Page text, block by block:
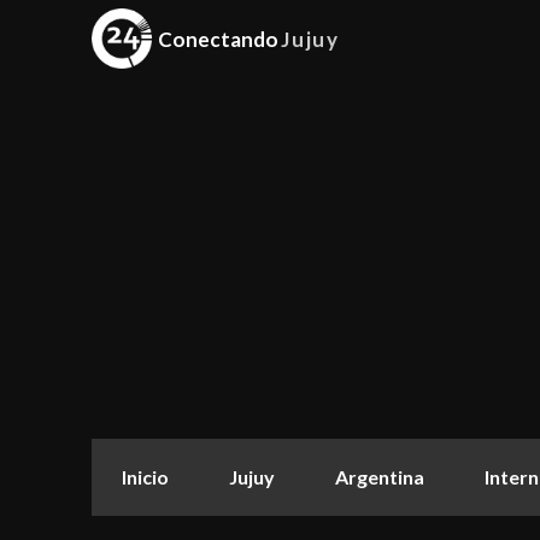
ConectandoJujuy
Inicio Jujuy Argentina